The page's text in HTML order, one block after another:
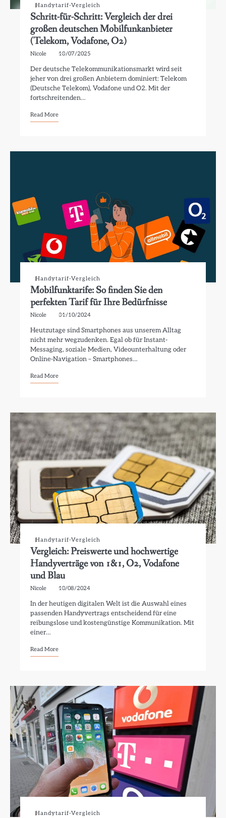
Handytarif-Vergleich
Schritt-für-Schritt: Vergleich der drei
großen deutschen Mobilfunkanbieter
(Telekom, Vodafone, O2)
Nicole 18/07/2025
Der deutsche Telekommunikationsmarkt wird seit
jeher von drei großen Anbietern dominiert: Telekom
(Deutsche Telekom), Vodafone und O2. Mit der
fortschreitenden…
Read More
Handytarif-Vergleich
Mobilfunktarife: So finden Sie den
perfekten Tarif für Ihre Bedürfnisse
Nicole 31/10/2024
Heutzutage sind Smartphones aus unserem Alltag
nicht mehr wegzudenken. Egal ob für Instant-
Messaging, soziale Medien, Videounterhaltung oder
Online-Navigation – Smartphones…
Read More
Handytarif-Vergleich
Vergleich: Preiswerte und hochwertige
Handyverträge von 1&1, O2, Vodafone
und Blau
Nicole 10/08/2024
In der heutigen digitalen Welt ist die Auswahl eines
passenden Handyvertrags entscheidend für eine
reibungslose und kostengünstige Kommunikation. Mit
einer…
Read More
Handytarif-Vergleich